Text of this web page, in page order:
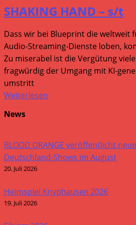
SHAKING HAND – s/t
Dass wir bei Blueprint die weltweit
Audio-Streaming-Dienste loben,
Zu miserabel ist die Vergütung
fragwürdig der Umgang mit KI-
umstritt
Weiterlesen
News
BLOOD ORANGE veröffentlicht
Deutschland-Shows im August
20. Juli 2026
Heimspiel Knyphausen 2026
19. Juli 2026